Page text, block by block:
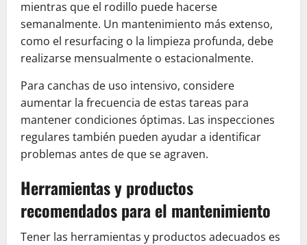
mientras que el rodillo puede hacerse
semanalmente. Un mantenimiento más extenso,
como el resurfacing o la limpieza profunda, debe
realizarse mensualmente o estacionalmente.
Para canchas de uso intensivo, considere
aumentar la frecuencia de estas tareas para
mantener condiciones óptimas. Las inspecciones
regulares también pueden ayudar a identificar
problemas antes de que se agraven.
Herramientas y productos
recomendados para el mantenimiento
Tener las herramientas y productos adecuados es